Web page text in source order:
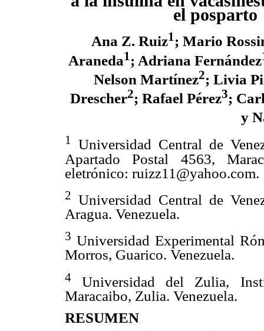
el posparto
Ana Z. Ruiz1 ; Mario
Araneda1 ; Adriana Fernández
Nelson Martínez2; Livia
Drescher2; Rafael Pérez3;
y
1
Universidad Central de
Apartado Postal 4563,
eletrónico: ruizz11@yahoo.com.
2 Universidad Central de
Aragua. Venezuela.
3 Universidad Experimental
Morros, Guarico. Venezuela.
4
Universidad del Zulia,
Maracaibo, Zulia. Venezuela.
RESUMEN